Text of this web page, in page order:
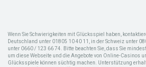
Wenn Sie Schwierigkeiten mit Glücksspiel haben,
Deutschland unter 01805 10 40 11, in der Schweiz unter
unter 0660 / 123 66 74. Bitte beachten Sie, dass Sie
um diese Webseite und die Angebote von Online-Casinos
Glücksspiele können süchtig machen. Unterstützung